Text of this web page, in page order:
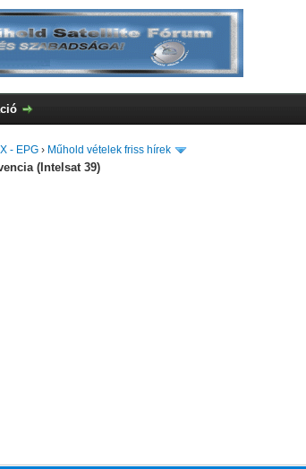
- EPG › Műhold vételek friss hírek
(Intelsat 39)